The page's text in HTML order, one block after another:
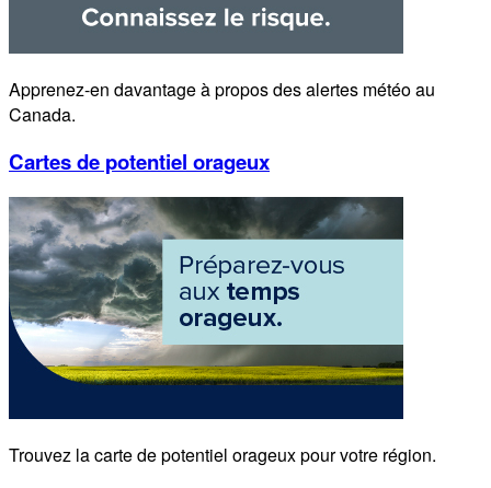
Apprenez-en davantage à propos des alertes météo au
Canada.
Cartes de potentiel orageux
Trouvez la carte de potentiel orageux pour votre région.